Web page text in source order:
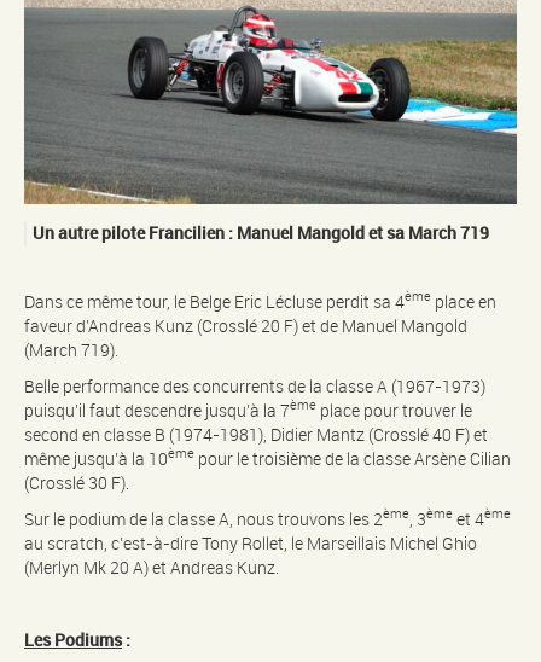
Un autre pilote Francilien : Manuel Mangold et sa March 719
Dans ce même tour, le Belge Eric Lécluse perdit sa 4ème place en
faveur d’Andreas Kunz (Crosslé 20 F) et de Manuel Mangold
(March 719).
Belle performance des concurrents de la classe A (1967-1973)
puisqu’il faut descendre jusqu’à la 7ème place pour trouver le
second en classe B (1974-1981), Didier Mantz (Crosslé 40 F) et
même jusqu’à la 10ème pour le troisième de la classe Arsène Cilian
(Crosslé 30 F).
Sur le podium de la classe A, nous trouvons les 2ème , 3ème et 4ème
au scratch, c’est-à-dire Tony Rollet, le Marseillais Michel Ghio
(Merlyn Mk 20 A) et Andreas Kunz.
Les Podiums: